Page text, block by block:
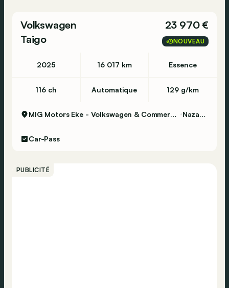
Volkswagen
Taigo
23 970 €
NOUVEAU
2025 16 017 km Essence
116 ch Automatique 129 g/km
MIG Motors Eke - Volkswagen & Commercial Vehicles Nazareth
Car-Pass
PUBLICITÉ